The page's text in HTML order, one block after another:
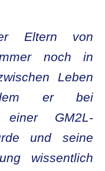
Eltern von
noch in
Leben
er bei
einer GM2L-
und seine
wissentlich